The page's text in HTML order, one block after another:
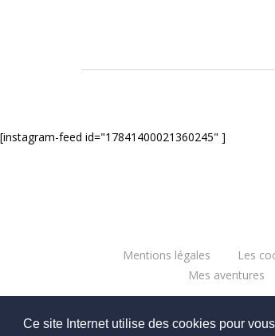
Ce site Internet utilise des cookies pour
[instagram-feed id="17841400021360245" ]
Mentions légales Les
Mes aventures